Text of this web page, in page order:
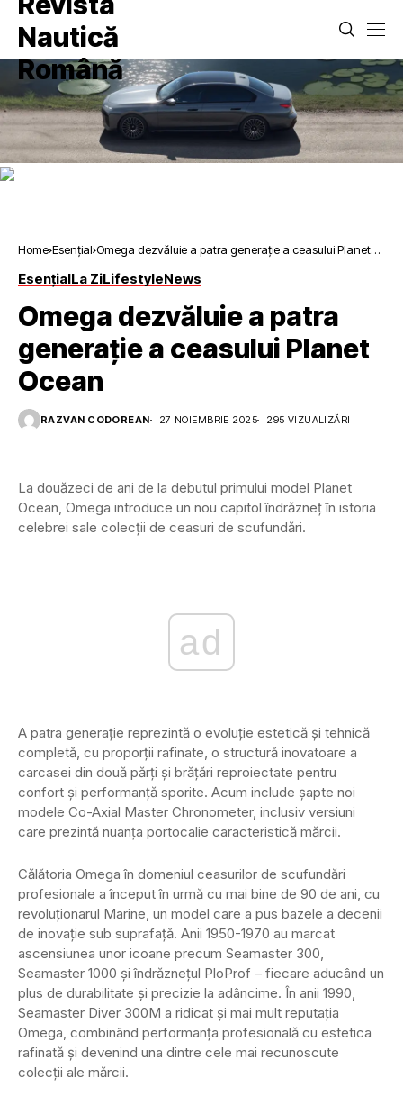
Home Esențial Omega dezvăluie a patra generație a ceasului Planet
EsențialLa ZiLifestyleNews
Omega dezvăluie a patra
generație a ceasului Planet
Ocean
RAZVAN CODOREAN 27 NOIEMBRIE 2025 295 VIZUALIZĂRI
La douăzeci de ani de la debutul primului model Planet
Ocean, Omega introduce un nou capitol îndrăzneț în istoria
celebrei sale colecții de ceasuri de scufundări.
ad
A patra generație reprezintă o evoluție estetică și tehnică
completă, cu proporții rafinate, o structură inovatoare a
carcasei din două părți și brățări reproiectate pentru
confort și performanță sporite. Acum include șapte noi
modele Co-Axial Master Chronometer, inclusiv versiuni
care prezintă nuanța portocalie caracteristică mărcii.
Călătoria Omega în domeniul ceasurilor de scufundări
profesionale a început în urmă cu mai bine de 90 de ani, cu
revoluționarul Marine, un model care a pus bazele a decenii
de inovație sub suprafață. Anii 1950-1970 au marcat
ascensiunea unor icoane precum Seamaster 300,
Seamaster 1000 și îndrăznețul PloProf – fiecare aducând un
plus de durabilitate și precizie la adâncime. În anii 1990,
Seamaster Diver 300M a ridicat și mai mult reputația
Omega, combinând performanța profesională cu estetica
rafinată și devenind una dintre cele mai recunoscute
colecții ale mărcii.